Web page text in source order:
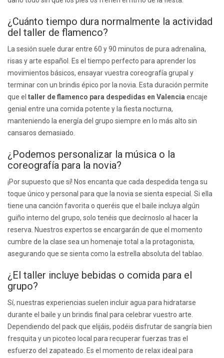
¿Cuánto tiempo dura normalmente la actividad
del taller de flamenco?
La sesión suele durar entre 60 y 90 minutos de pura adrenalina,
risas y arte español. Es el tiempo perfecto para aprender los
movimientos básicos, ensayar vuestra coreografía grupal y
terminar con un brindis épico por la novia. Esta duración permite
que el taller de flamenco para despedidas en Valencia encaje
genial entre una comida potente y la fiesta nocturna,
manteniendo la energía del grupo siempre en lo más alto sin
cansaros demasiado.
¿Podemos personalizar la música o la
coreografía para la novia?
¡Por supuesto que sí! Nos encanta que cada despedida tenga su
toque único y personal para que la novia se sienta especial. Si ella
tiene una canción favorita o queréis que el baile incluya algún
guiño interno del grupo, solo tenéis que decírnoslo al hacer la
reserva. Nuestros expertos se encargarán de que el momento
cumbre de la clase sea un homenaje total a la protagonista,
asegurando que se sienta como la estrella absoluta del tablao.
¿El taller incluye bebidas o comida para el
grupo?
Sí, nuestras experiencias suelen incluir agua para hidratarse
durante el baile y un brindis final para celebrar vuestro arte.
Dependiendo del pack que elijáis, podéis disfrutar de sangría bien
fresquita y un picoteo local para recuperar fuerzas tras el
esfuerzo del zapateado. Es el momento de relax ideal para